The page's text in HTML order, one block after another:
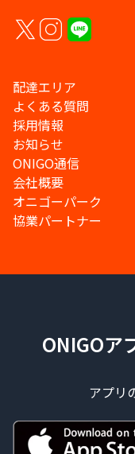
配達エリア
よくある質問
採用情報
お知らせ
ONIGO通信
会社概要
オニゴーパーク
協業パートナー
ONIGOア
アプリ